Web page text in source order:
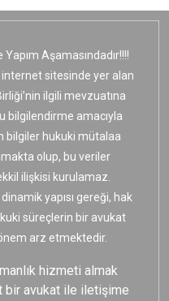
Aşamasındadır!!!!
internet sitesinde yer alan
ilgili mevzuatına
bilgilendirme amacıyla
bilgiler hukuki mütalaa
olup, bu veriler
ilişkisi kurulamaz.
yapısı gereği, hak
süreçlerin bir avukat
arz etmektedir.
hizmeti almak
bir avukat ile iletişime